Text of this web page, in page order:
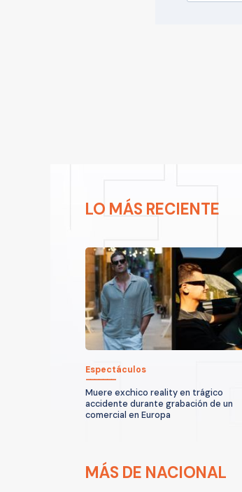
LO MÁS RECIENTE
Espectáculos
Muere exchico reality en trágico
accidente durante grabación de un
comercial en Europa
MÁS DE NACIONAL